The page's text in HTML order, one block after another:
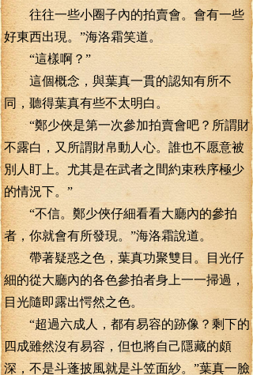
往往一些小圈子內的拍賣會。會有一些
好東西出現。”海洛霜笑道。
“這樣啊？”
這個概念，與葉真一貫的認知有所不
同，聽得葉真有些不太明白。
“鄭少俠是第一次參加拍賣會吧？所謂財
不露白，又所謂財帛動人心。誰也不愿意被
別人盯上。尤其是在武者之間約束秩序極少
的情況下。”
“不信。鄭少俠仔細看看大廳內的參拍
者，你就會有所發現。”海洛霜說道。
帶著疑惑之色，葉真功聚雙目。目光仔
細的從大廳內的各色參拍者身上一一掃過，
目光隨即露出愕然之色。
“超過六成人，都有易容的跡像？剩下的
四成雖然沒有易容，但也將自己隱藏的頗
深，不是斗蓬披風就是斗笠面紗。”葉真一臉